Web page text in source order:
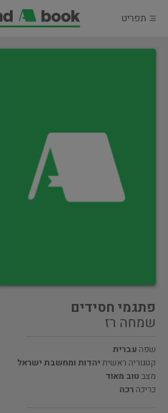
תפריט
פתגמי חסידים
שמחה רז
שפה עברית
קטגוריה ראשיתיהדות ומחשבת ישראל
מצבטוב מאוד
כריכה רכה